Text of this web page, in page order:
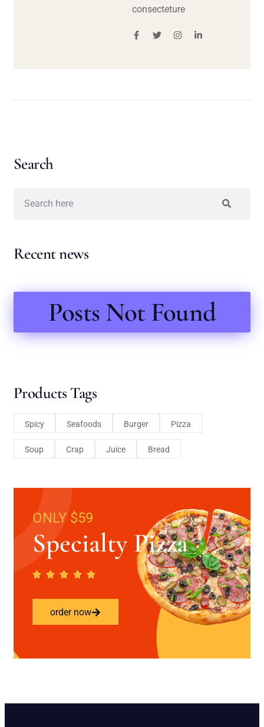
consecteture
Search
Recent news
Posts Not Found
Products Tags
Spicy Seafoods Burger Pizza
Soup Crap Juice Bread
ONLY $59
Specialty Pizza
order now